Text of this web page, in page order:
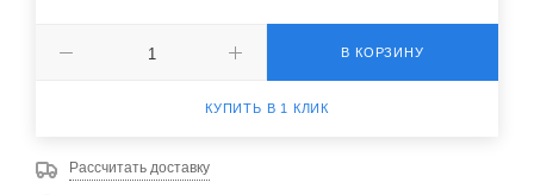
В КОРЗИНУ
КУПИТЬ В 1 КЛИК
Рассчитать доставку